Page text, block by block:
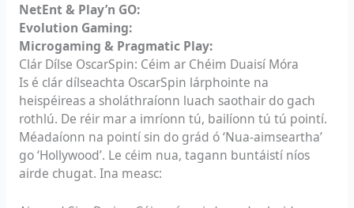
NetEnt & Play’n GO:
Evolution Gaming:
Microgaming & Pragmatic Play:
Clár Dílse OscarSpin: Céim ar Chéim Duaisí Móra
Is é clár dílseachta OscarSpin lárphointe na
heispéireas a sholáthraíonn luach saothair do gach
rothlú. De réir mar a imríonn tú, bailíonn tú tú pointí.
Méadaíonn na pointí sin do grád ó ‘Nua-aimseartha’
go ‘Hollywood’. Le céim nua, tagann buntáistí níos
airde chugat. Ina measc: